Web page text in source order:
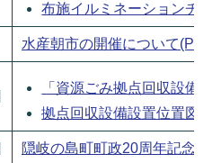
布施イルミネーションチ
水産朝市の開催について
「資源ごみ拠点回収設備
拠点回収設備設置位置図
隠岐の島町町政20周年記念